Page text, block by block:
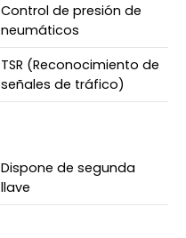
Control de presión de
neumáticos
TSR (Reconocimiento de
señales de tráfico)
Dispone de segunda
llave